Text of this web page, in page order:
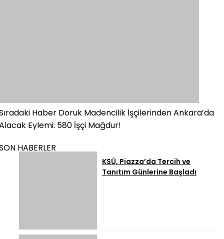
Haber Doruk Madencilik İşçilerinden Ankara’da
Eylemi: 580 İşçi Mağdur!
HABERLER
KSÜ, Piazza’da Tercih ve
Tanıtım Günlerine Başladı